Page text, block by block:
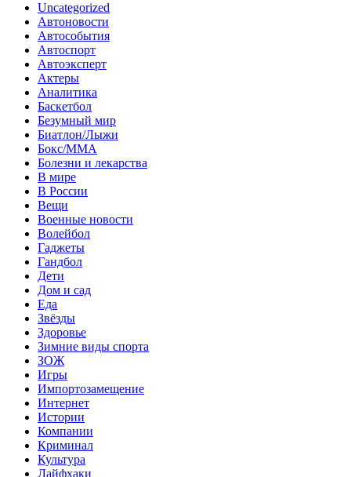
Uncategorized
Автоновости
Автособытия
Автоспорт
Автоэксперт
Актеры
Аналитика
Баскетбол
Безумный мир
Биатлон/Лыжи
Бокс/MMA
Болезни и лекарства
В мире
В России
Вещи
Военные новости
Волейбол
Гаджеты
Гандбол
Дети
Дом и сад
Еда
Звёзды
Здоровье
Зимние виды спорта
ЗОЖ
Игры
Импортозамещение
Интернет
Истории
Компании
Криминал
Культура
Лайфхаки